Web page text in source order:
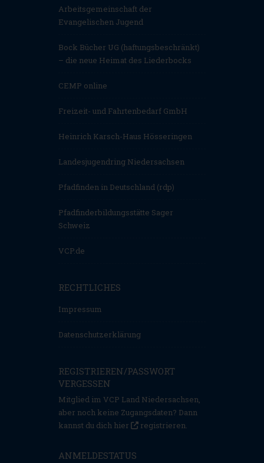
Arbeitsgemeinschaft der
Evangelischen Jugend
Bock Bücher UG (haftungsbeschränkt)
– die neue Heimat des Liederbocks
CEMP online
Freizeit- und Fahrtenbedarf GmbH
Heinrich Karsch-Haus Hösseringen
Landesjugendring Niedersachsen
Pfadfinden in Deutschland (rdp)
Pfadfinderbildungsstätte Sager
Schweiz
VCP.de
RECHTLICHES
Impressum
Datenschutzerklärung
REGISTRIEREN/PASSWORT
VERGESSEN
Mitglied im VCP Land Niedersachsen,
aber noch keine Zugangsdaten? Dann
kannst du dich hier
registrieren.
ANMELDESTATUS